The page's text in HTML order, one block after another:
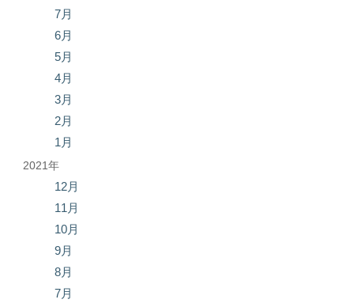
7月
6月
5月
4月
3月
2月
1月
2021年
12月
11月
10月
9月
8月
7月